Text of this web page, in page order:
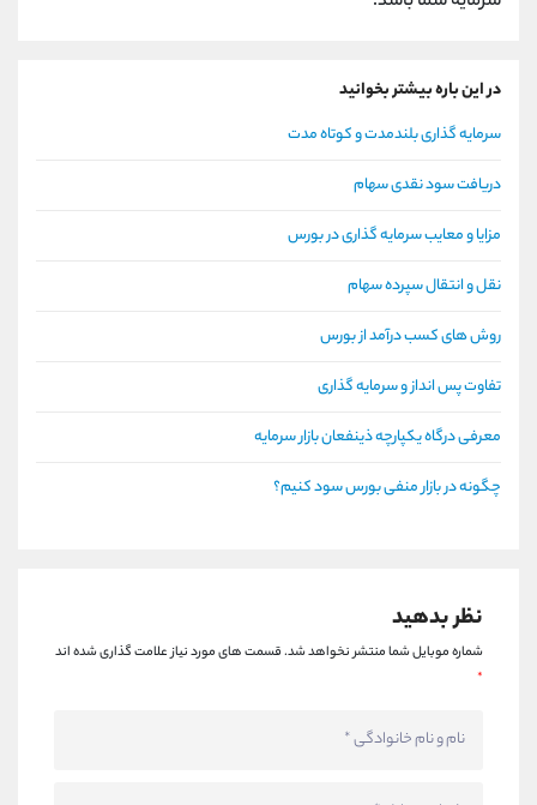
در این باره بیشتر بخوانید
سرمایه گذاری بلندمدت و کوتاه مدت
دریافت سود نقدی سهام
مزایا و معایب سرمایه گذاری در بورس
نقل و انتقال سپرده سهام
روش های کسب درآمد از بورس
تفاوت پس انداز و سرمایه گذاری
معرفی درگاه یکپارچه ذینفعان بازار سرمایه
چگونه در بازار منفی بورس سود کنیم؟
نظر بدهید
شماره موبایل شما منتشر نخواهد شد.قسمت های مورد نیاز علامت گذاری شده اند
*